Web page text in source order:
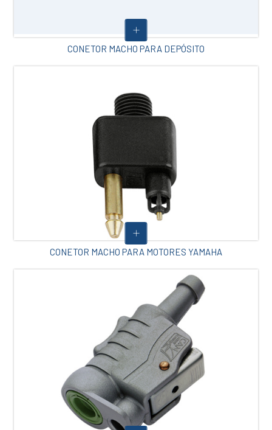
CONETOR MACHO PARA DEPÓSITO
CONETOR MACHO PARA MOTORES YAMAHA